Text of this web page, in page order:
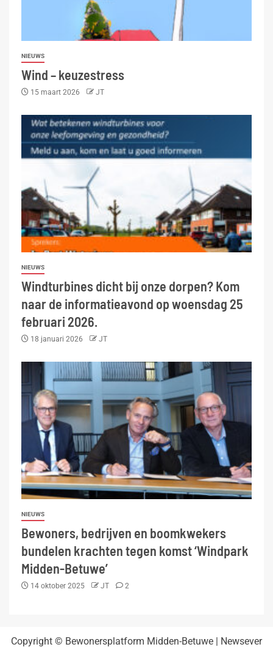
NIEUWS
Wind – keuzestress
15 maart 2026 JT
NIEUWS
Windturbines dicht bij onze dorpen? Kom
naar de informatieavond op woensdag 25
februari 2026.
18 januari 2026 JT
NIEUWS
Bewoners, bedrijven en boomkwekers
bundelen krachten tegen komst ‘Windpark
Midden-Betuwe’
14 oktober 2025 JT 2
Copyright © Bewonersplatform Midden-Betuwe Newsever